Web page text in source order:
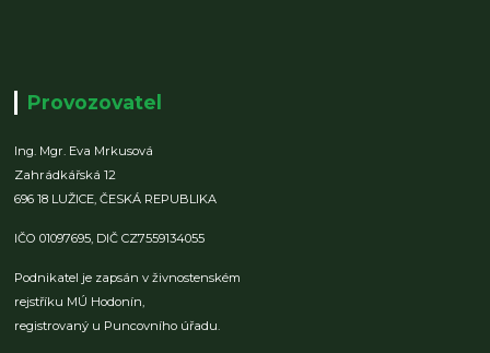
Provozovatel
Ing. Mgr. Eva Mrkusová
Zahrádkářská 12
696 18 LUŽICE,ČESKÁ REPUBLIKA
IČO 01097695, DIČ CZ7559134055
Podnikatel je zapsán v živnostenském
rejstříku MÚ Hodonín,
registrovaný u Puncovního úřadu.